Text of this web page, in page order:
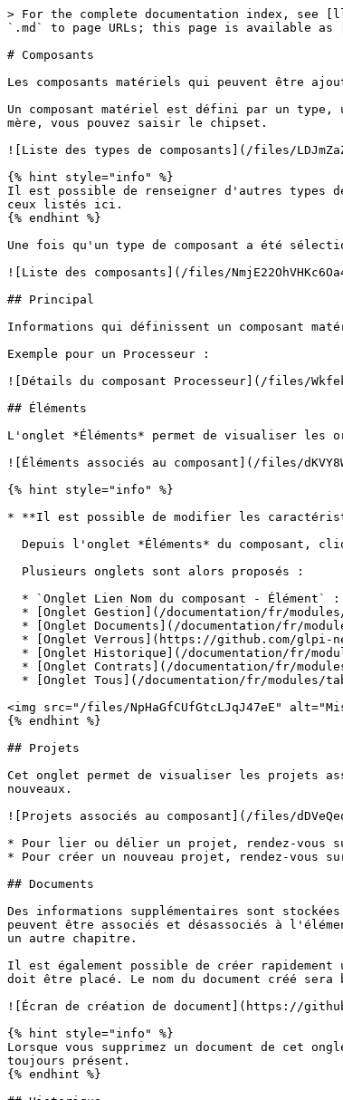
> For the complete documentation index,
`.md` to page URLs; this page is available as
# Composants
Les composants matériels qui peuvent être
Un composant matériel est défini par un type,
mère, vous pouvez saisir le chipset.
![Liste des types de composants](/files/
{% hint style="info" %}
Il est possible de renseigner d'autres types
ceux listés ici.
{% endhint %}
Une fois qu'un type de composant a été
![Liste des composants](/files/
## Principal
Informations qui définissent un composant
Exemple pour un Processeur :
![Détails du composant Processeur](/files/
## Éléments
L'onglet *Éléments* permet de visualiser les
![Éléments associés au composant](/files/
{% hint style="info" %}
* **Il est possible de modifier les
<img src="/files/NpHaGfCUfGtcLJqJ47eE"
{% endhint %}
## Projets
Cet onglet permet de visualiser les projets
nouveaux.
![Projets associés au composant](/files/
* Pour lier ou délier un projet, rendez-vous
* Pour créer un nouveau projet, rendez-vous
## Documents
Des informations supplémentaires sont
peuvent être associés et désassociés à
un autre chapitre.
Il est également possible de créer
doit être placé. Le nom du document créé
![Écran de création de document](https://
{% hint style="info" %}
Lorsque vous supprimez un document de cet
toujours présent.
{% endhint %}